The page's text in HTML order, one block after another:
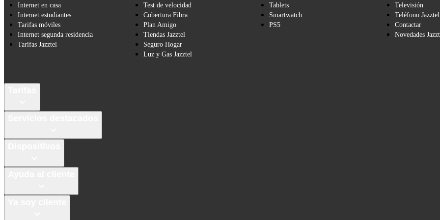
Internet en casa
Internet estudiantes
Tarifas móviles
Internet segunda residencia
Tarifas Jazztel
Test de velocidad
Cobertura Fibra
Plan Amigo
Tiendas Jazztel
Seguro Hogar
Luz y Gas Jazztel
Tablets
Smartwatch
PS5
Televisión
Teléfono Jazztel
Contactar
Novedades